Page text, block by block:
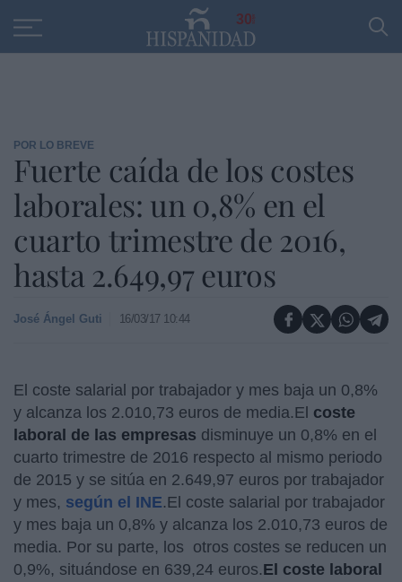
30
POR LO BREVE
Fuerte caída de los costes
laborales: un 0,8% en el
cuarto trimestre de 2016,
hasta 2.649,97 euros
José Ángel Guti 16/03/17 10:44
El coste salarial por trabajador y mes baja un 0,8%
y alcanza los 2.010,73 euros de media.El coste
laboral de las empresas disminuye un 0,8% en el
cuarto trimestre de 2016 respecto al mismo periodo
de 2015 y se sitúa en 2.649,97 euros por trabajador
y mes, según el INE.El coste salarial por trabajador
y mes baja un 0,8% y alcanza los 2.010,73 euros de
media. Por su parte, los otros costes se reducen un
0,9%, situándose en 639,24 euros.El coste laboral